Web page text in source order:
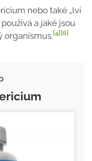
nebo také „lví
a jaké jsou
organismus. [4] [6]